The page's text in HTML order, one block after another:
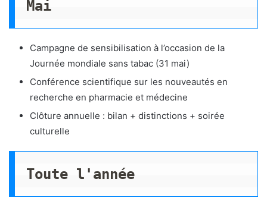
Mai
Campagne de sensibilisation à l’occasion de la
Journée mondiale sans tabac (31 mai)
Conférence scientifique sur les nouveautés en
recherche en pharmacie et médecine
Clôture annuelle : bilan + distinctions + soirée
culturelle
Toute l'année